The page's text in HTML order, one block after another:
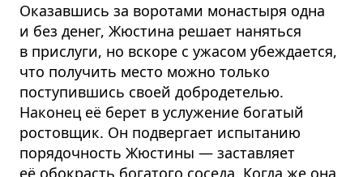
Оказавшись за воротами монастыря одна
и без денег, Жюстина решает наняться
в прислуги, но вскоре с ужасом убеждается,
что получить место можно только
поступившись своей добродетелью.
Наконец её берет в услужение богатый
ростовщик. Он подвергает испытанию
порядочность Жюстины — заставляет
её обокрасть богатого соседа. Когда же она